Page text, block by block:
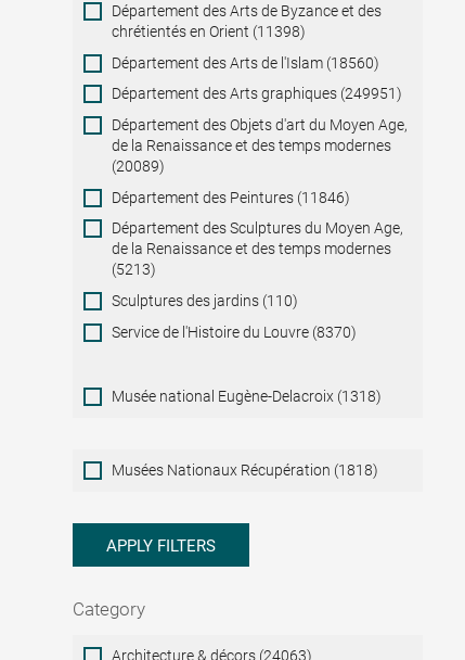
Département des Arts de Byzance et des
chrétientés en Orient (11398)
Département des Arts de l'Islam (18560)
Département des Arts graphiques (249951)
Département des Objets d'art du Moyen Age,
de la Renaissance et des temps modernes
(20089)
Département des Peintures (11846)
Département des Sculptures du Moyen Age,
de la Renaissance et des temps modernes
(5213)
Sculptures des jardins (110)
Service de l'Histoire du Louvre (8370)
Musée national Eugène-Delacroix (1318)
Musées
Nationaux
Musées Nationaux Récupération (1818)
APPLY FILTERS
Category
Category
Architecture & décors (24063)